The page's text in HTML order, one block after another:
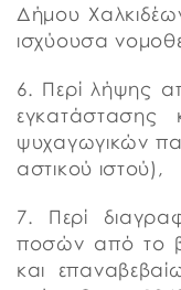
Δήμου
ισχύουσα
6. Περί λήψης
εγκατάστασης
ψυχαγωγικών
αστικού ιστού),
7. Περί
ποσών από το
και